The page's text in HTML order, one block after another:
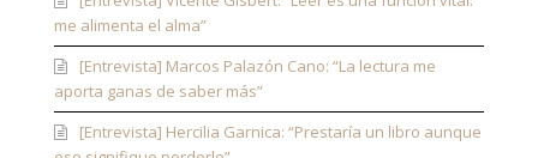
me alimenta el alma”
[Entrevista] Marcos Palazón Cano: “La lectura me
aporta ganas de saber más”
[Entrevista] Hercilia Garnica: “Prestaría un libro aunque